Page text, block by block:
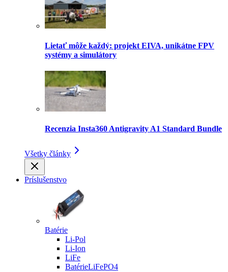
Lietať môže každý: projekt EIVA, unikátne FPV
systémy a simulátory
Recenzia Insta360 Antigravity A1 Standard Bundle
Všetky články
Príslušenstvo
Batérie
Li-Pol
Li-Ion
LiFe
BatérieLiFePO4